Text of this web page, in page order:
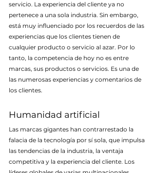
servicio. La experiencia del cliente ya no
pertenece a una sola industria. Sin embargo,
está muy influenciado por los recuerdos de las
experiencias que los clientes tienen de
cualquier producto o servicio al azar. Por lo
tanto, la competencia de hoy no es entre
marcas, sus productos o servicios. Es una de
las numerosas experiencias y comentarios de
los clientes.
Humanidad artificial
Las marcas gigantes han contrarrestado la
falacia de la tecnología por sí sola, que impulsa
las tendencias de la industria, la ventaja
competitiva y la experiencia del cliente. Los